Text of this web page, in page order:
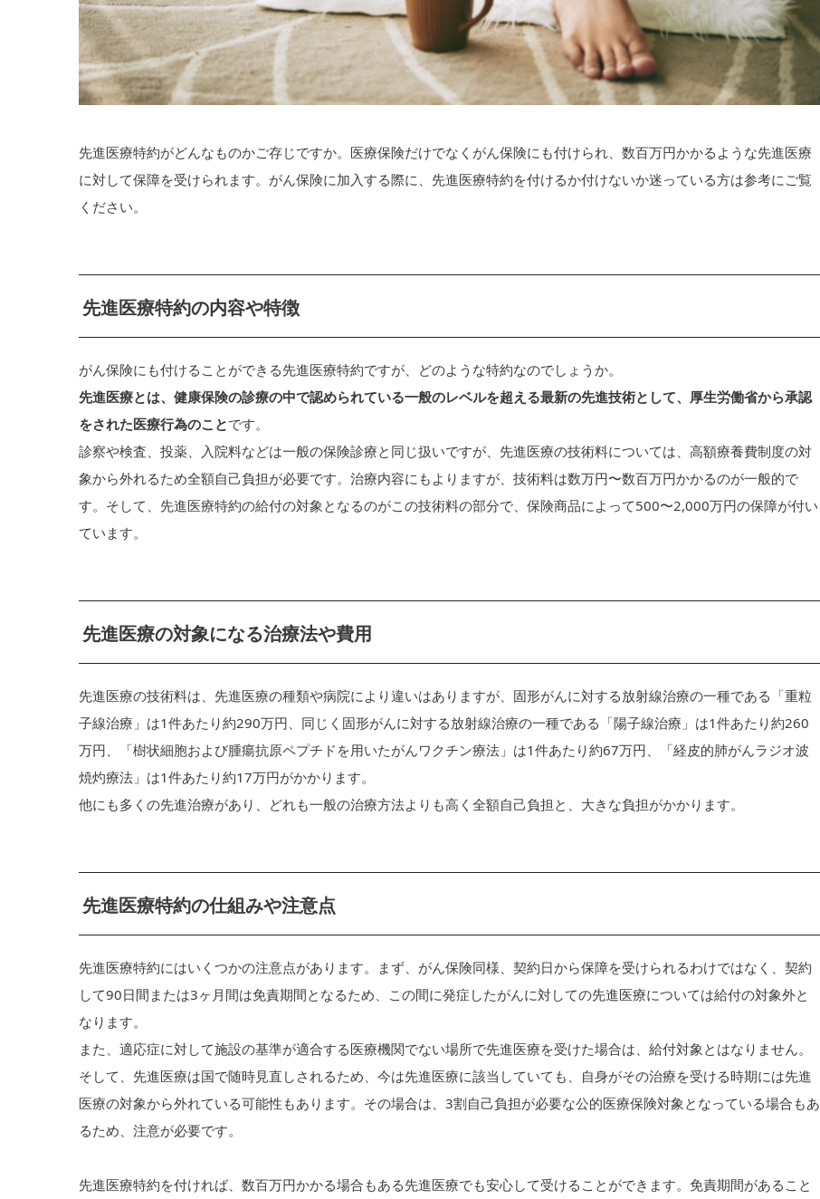
先進医療特約がどんなものかご存じですか。医療保険だけでなくがん保険にも付けられ、数百万円かかるような先進医療
に対して保障を受けられます。がん保険に加入する際に、先進医療特約を付けるか付けないか迷っている方は参考にご覧
ください。
先進医療特約の内容や特徴
がん保険にも付けることができる先進医療特約ですが、どのような特約なのでしょうか。
先進医療とは、健康保険の診療の中で認められている一般のレベルを超える最新の先進技術として、厚生労働省から承認
をされた医療行為のことです。
診察や検査、投薬、入院料などは一般の保険診療と同じ扱いですが、先進医療の技術料については、高額療養費制度の対
象から外れるため全額自己負担が必要です。治療内容にもよりますが、技術料は数万円〜数百万円かかるのが一般的で
す。そして、先進医療特約の給付の対象となるのがこの技術料の部分で、保険商品によって500〜2,000万円の保障が付い
ています。
先進医療の対象になる治療法や費用
先進医療の技術料は、先進医療の種類や病院により違いはありますが、固形がんに対する放射線治療の一種である「重粒
子線治療」は1件あたり約290万円、同じく固形がんに対する放射線治療の一種である「陽子線治療」は1件あたり約260
万円、「樹状細胞および腫瘍抗原ペプチドを用いたがんワクチン療法」は1件あたり約67万円、「経皮的肺がんラジオ波
焼灼療法」は1件あたり約17万円がかかります。
他にも多くの先進治療があり、どれも一般の治療方法よりも高く全額自己負担と、大きな負担がかかります。
先進医療特約の仕組みや注意点
先進医療特約にはいくつかの注意点があります。まず、がん保険同様、契約日から保障を受けられるわけではなく、契約
して90日間または3ヶ月間は免責期間となるため、この間に発症したがんに対しての先進医療については給付の対象外と
なります。
また、適応症に対して施設の基準が適合する医療機関でない場所で先進医療を受けた場合は、給付対象とはなりません。
そして、先進医療は国で随時見直しされるため、今は先進医療に該当していても、自身がその治療を受ける時期には先進
医療の対象から外れている可能性もあります。その場合は、3割自己負担が必要な公的医療保険対象となっている場合もあ
るため、注意が必要です。
先進医療特約を付ければ、数百万円かかる場合もある先進医療でも安心して受けることができます。免責期間があること